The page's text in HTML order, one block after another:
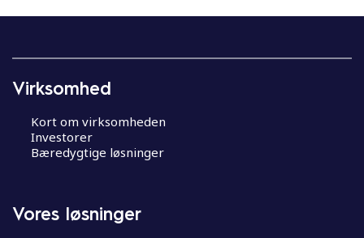
Virksomhed
Kort om virksomheden
Investorer
Bæredygtige løsninger
Vores løsninger